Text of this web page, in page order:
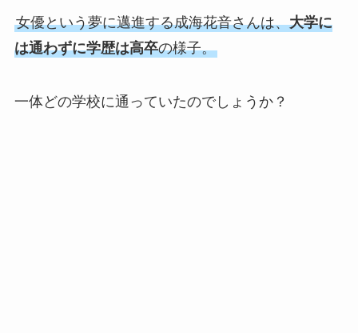
女優という夢に邁進する成海花音さんは、大学に
は通わずに学歴は高卒の様子。
一体どの学校に通っていたのでしょうか？